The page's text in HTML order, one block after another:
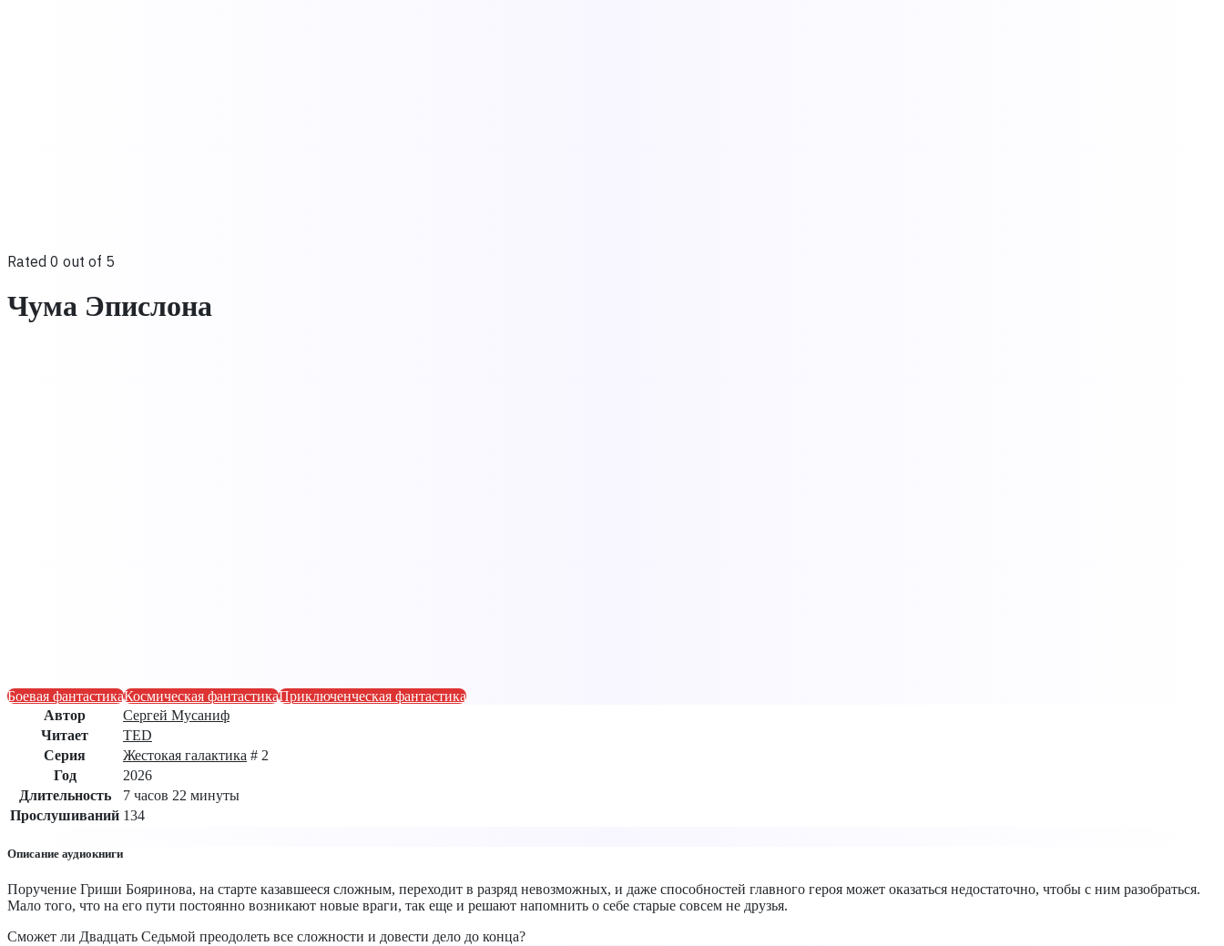
Rated 0 out of 5
Чума Эпислона
Боевая фантастикаКосмическая фантастикаПриключенческая фантастика
Автор
Сергей Мусаниф
Читает
TED
Серия
Жестокая галактика # 2
Год
2026
Длительность
7 часов 22 минуты
Прослушиваний 134
Описание аудиокниги
Поручение Гриши Бояринова, на старте казавшееся сложным, переходит в разряд невозможных, и даже способностей главного героя может оказаться недостаточно, чтобы с ним разобраться.
Мало того, что на его пути постоянно возникают новые враги, так еще и решают напомнить о себе старые совсем не друзья.
Сможет ли Двадцать Седьмой преодолеть все сложности и довести дело до конца?